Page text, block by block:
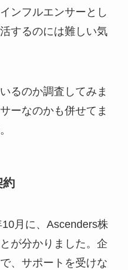
ンフルエンサーとし
するのには難しい気
るのか調査してみま
ーなのかも併せてま
約
月に、Ascenders株
が分かりました。企
、サポートを受けな